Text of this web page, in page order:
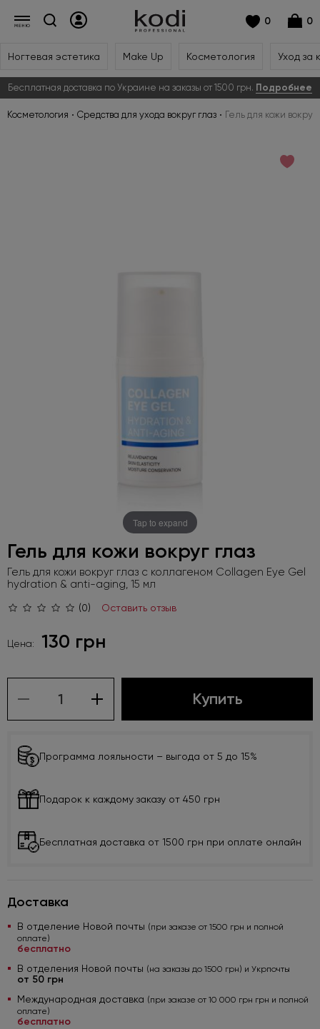
0 0
Ногтевая эстетика Make Up Косметология Уход за
Бесплатная доставка по Украине на заказы от 1500 грн. Подробнее
Косметология Средства для ухода вокруг глаз Гель для кожи
Tap to expand
Гель для кожи вокруг глаз
Гель для кожи вокруг глаз с коллагеном Collagen Eye Gel
hydration & anti-aging, 15 мл
(0) Оставить отзыв
Цена: 130 грн
Купить
Программа лояльности – выгода от 5 до 15%
Подарок к каждому заказу от 450 грн
Бесплатная доставка от 1500 грн при оплате онлайн
Доставка
В отделение Новой почты (при заказе от 1500 грн и полной
оплате)
бесплатно
В отделения Новой почты (на заказы до 1500 грн) и Укрпочты
от 50 грн
Международная доставка (при заказе от 10 000 грн грн и полной
оплате)
бесплатно